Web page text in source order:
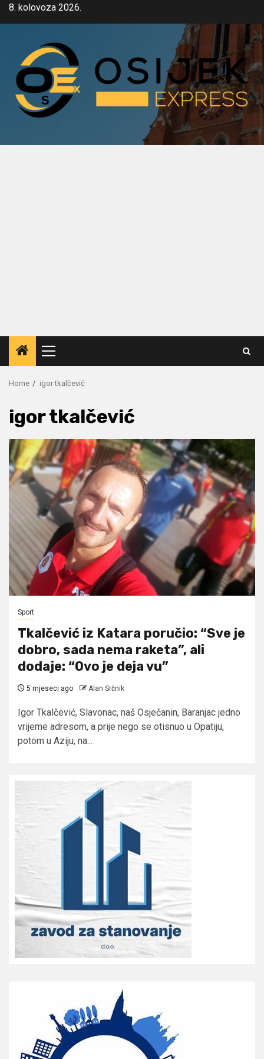
Skip8. kolovoza 2026.
Primary
Menu
Home igor tkalčević
igor tkalčević
Sport
Tkalčević iz Katara poručio: “Sve je
dobro, sada nema raketa”, ali
dodaje: “Ovo je deja vu”
5 mjeseci ago Alan Srčnik
Igor Tkalčević, Slavonac, naš Osječanin, Baranjac jedno
vrijeme adresom, a prije nego se otisnuo u Opatiju,
potom u Aziju, na...